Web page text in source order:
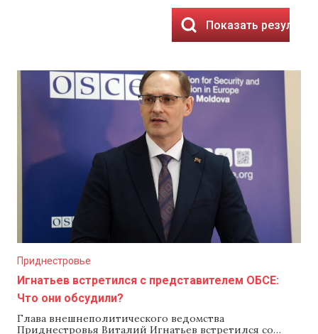
Показать
Приднестровье
Игнатьев встретился с представителем ОБСЕ:
Что они обсудили?
Глава внешнеполитического ведомства
Приднестровья Виталий Игнатьев встретился со